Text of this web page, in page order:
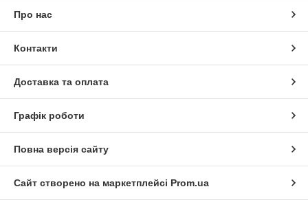
Про нас
Контакти
Доставка та оплата
Графік роботи
Повна версія сайту
Сайт створено на маркетплейсі Prom.ua